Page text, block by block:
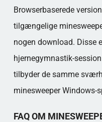
Browserbaserede
tilgængelige
nogen download. Disse
hjernegymnastik-
tilbyder de samme
minesweeper Windows-
FAQ OM